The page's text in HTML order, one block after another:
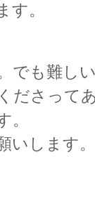
。
でも難し
ださって
。
いします。